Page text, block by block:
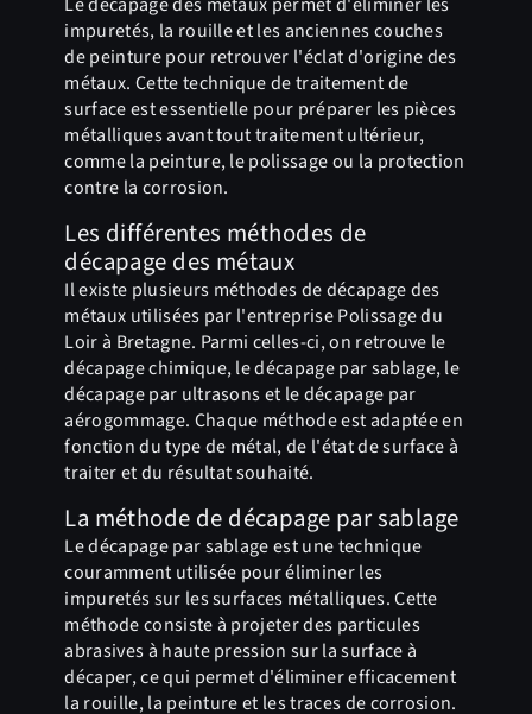
impuretés, la rouille et les anciennes couches
de peinture pour retrouver l'éclat d'origine des
métaux. Cette technique de traitement de
surface est essentielle pour préparer les pièces
métalliques avant tout traitement ultérieur,
comme la peinture, le polissage ou la protection
contre la corrosion.
Les différentes méthodes de
décapage des métaux
Il existe plusieurs méthodes de décapage des
métaux utilisées par l'entreprise Polissage du
Loir à Bretagne. Parmi celles-ci, on retrouve le
décapage chimique, le décapage par sablage, le
décapage par ultrasons et le décapage par
aérogommage. Chaque méthode est adaptée en
fonction du type de métal, de l'état de surface à
traiter et du résultat souhaité.
La méthode de décapage par sablage
Le décapage par sablage est une technique
couramment utilisée pour éliminer les
impuretés sur les surfaces métalliques. Cette
méthode consiste à projeter des particules
abrasives à haute pression sur la surface à
décaper, ce qui permet d'éliminer efficacement
la rouille, la peinture et les traces de corrosion.